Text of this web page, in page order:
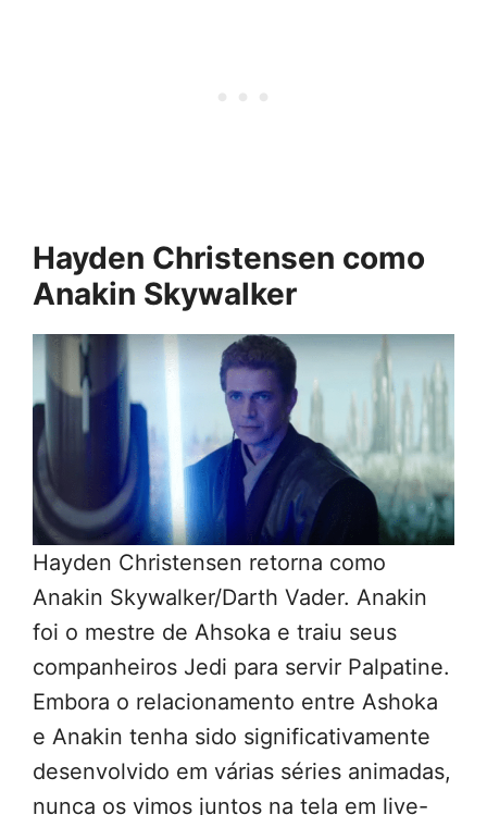
Hayden Christensen como
Anakin Skywalker
Hayden Christensen retorna como
Anakin Skywalker/Darth Vader. Anakin
foi o mestre de Ahsoka e traiu seus
companheiros Jedi para servir Palpatine.
Embora o relacionamento entre Ashoka
e Anakin tenha sido significativamente
desenvolvido em várias séries animadas,
nunca os vimos juntos na tela em live-